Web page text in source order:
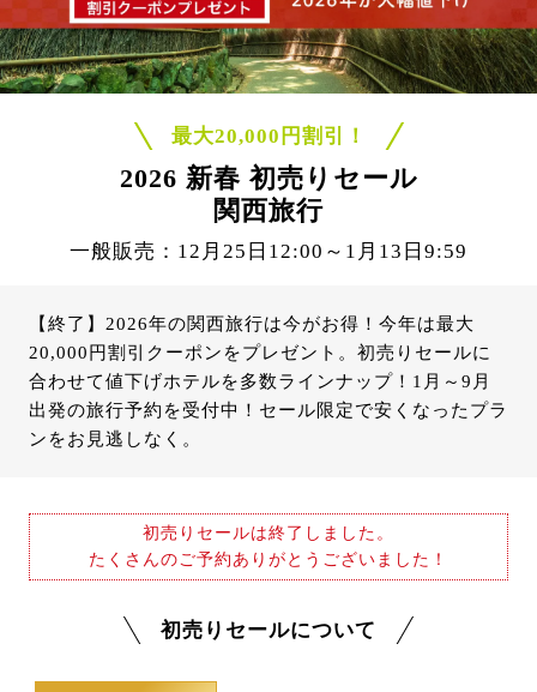
最大20,000円割引！
2026 新春 初売りセール
関西旅行
一般販売：12月25日12:00～1月13日9:59
【終了】2026年の関西旅行は今がお得！今年は最大
20,000円割引クーポンをプレゼント。初売りセールに
合わせて値下げホテルを多数ラインナップ！1月～9月
出発の旅行予約を受付中！セール限定で安くなったプラ
ンをお見逃しなく。
初売りセールは終了しました。
たくさんのご予約ありがとうございました！
初売りセールについて